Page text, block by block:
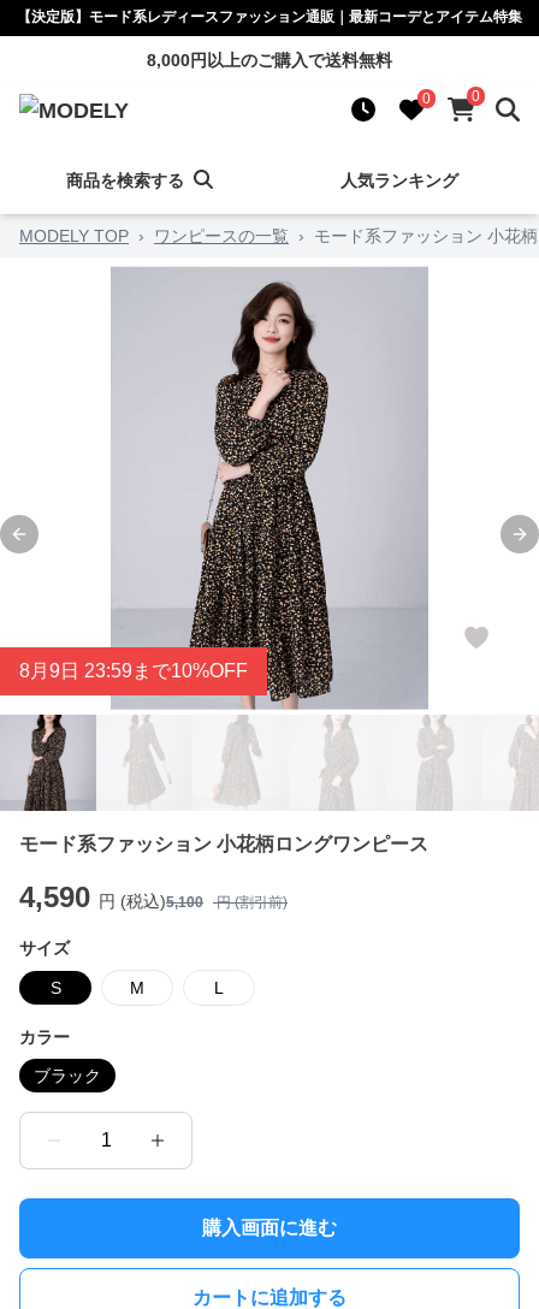
【決定版】モード系レディースファッション通販｜最新コーデとアイテム特集
8,000円以上のご購入で送料無料
0 0
商品を検索する 人気ランキング
MODELY TOP › ワンピースの一覧 › モード系ファッション 小花
Previous slide
8月 9 日 23:59まで10%OFF
モード系ファッション 小花柄ロングワンピース
4,590 円 (税込)5,100 円 (割引前)
サイズ
S M L
カラー
ブラック
1
購入画面に進む
カートに追加する